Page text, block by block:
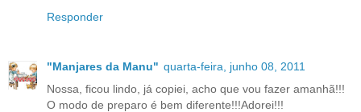
Responder
"Manjares da Manu" quarta-feira, junho 08, 2011
Nossa, ficou lindo, já copiei, acho que vou fazer amanhã!!!
O modo de preparo é bem diferente!!!Adorei!!!